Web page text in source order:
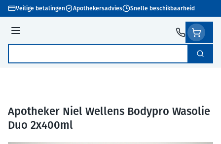
Ga naar de inhoud
Veilige betalingen Apothekersadvies Snelle beschikbaarheid
Menu
Zoek
Apotheker Niel Wellens Bodypro Wasolie
Duo 2x400ml